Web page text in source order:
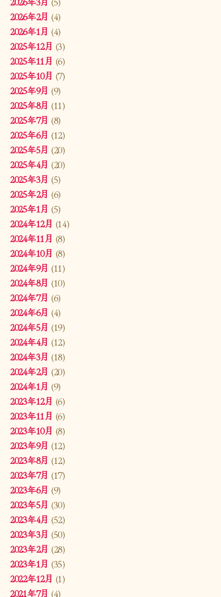
2026年2月 (4)
2026年1月 (4)
2025年12月 (3)
2025年11月 (6)
2025年10月 (7)
2025年9月 (9)
2025年8月 (11)
2025年7月 (8)
2025年6月 (12)
2025年5月 (20)
2025年4月 (20)
2025年3月 (5)
2025年2月 (6)
2025年1月 (5)
2024年12月 (14)
2024年11月 (8)
2024年10月 (8)
2024年9月 (11)
2024年8月 (10)
2024年7月 (6)
2024年6月 (4)
2024年5月 (19)
2024年4月 (12)
2024年3月 (18)
2024年2月 (20)
2024年1月 (9)
2023年12月 (6)
2023年11月 (6)
2023年10月 (8)
2023年9月 (12)
2023年8月 (12)
2023年7月 (17)
2023年6月 (9)
2023年5月 (30)
2023年4月 (52)
2023年3月 (50)
2023年2月 (28)
2023年1月 (35)
2022年12月 (1)
2021年7月 (4)